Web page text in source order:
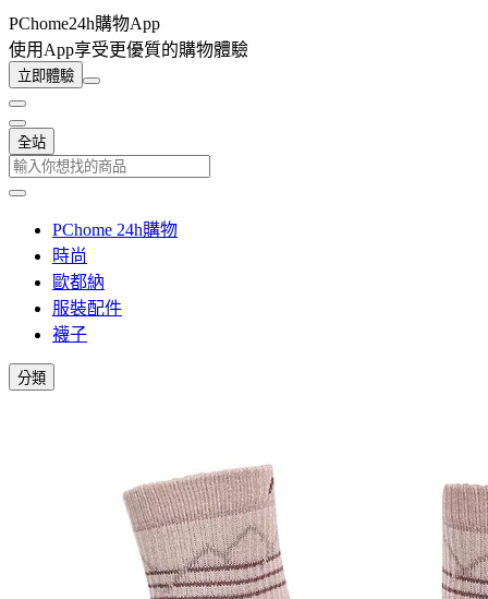
PChome24h購物App
使用App享受更優質的購物體驗
立即體驗
全站
PChome 24h購物
時尚
歐都納
服裝配件
襪子
分類